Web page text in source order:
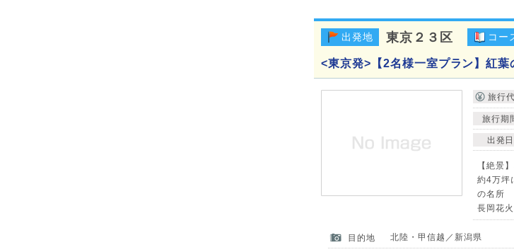
出発地 東京２３区 コー
<東京発>【2名様一室プラン】紅
旅行
旅行期
出発日
【絶景
約4万坪
の名所
長岡花
目的地 北陸・甲信越／新潟県